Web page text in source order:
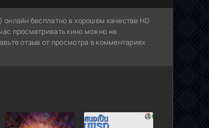
бесплатно в хорошем качестве HD
просматривать кино можно на
отзыв от просмотра в комментариях